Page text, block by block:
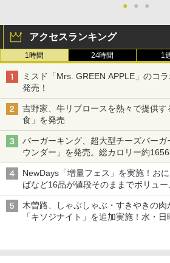
● ● ●
アクセスランキング
1時間 24時間 1
ミスド「Mrs. GREEN APPLE」のコ
発売！
吉野家、牛リブロースを熱々で提供
食」を発売
バーガーキング、超大型チーズバー
ウンダー」を発売。総カロリー約
NewDays「増量フェス」を実施！お
ばなど16品が値段そのままでボリュ
木曽路、しゃぶしゃぶ・すきやきの
「キソジナイト」を追加実施！水・日